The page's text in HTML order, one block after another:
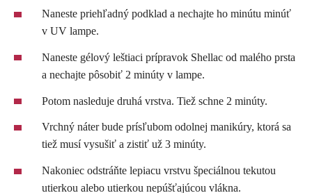
Naneste priehľadný podklad a nechajte ho minútu minúť
v UV lampe.
Naneste gélový leštiaci prípravok Shellac od malého prsta
a nechajte pôsobiť 2 minúty v lampe.
Potom nasleduje druhá vrstva. Tiež schne 2 minúty.
Vrchný náter bude prísľubom odolnej manikúry, ktorá sa
tiež musí vysušiť a zistiť už 3 minúty.
Nakoniec odstráňte lepiacu vrstvu špeciálnou tekutou
utierkou alebo utierkou nepúšťajúcou vlákna.